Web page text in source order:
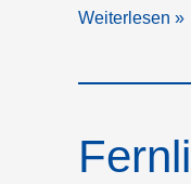
„Wenn
Fußball
–
dann
Weiterlesen »